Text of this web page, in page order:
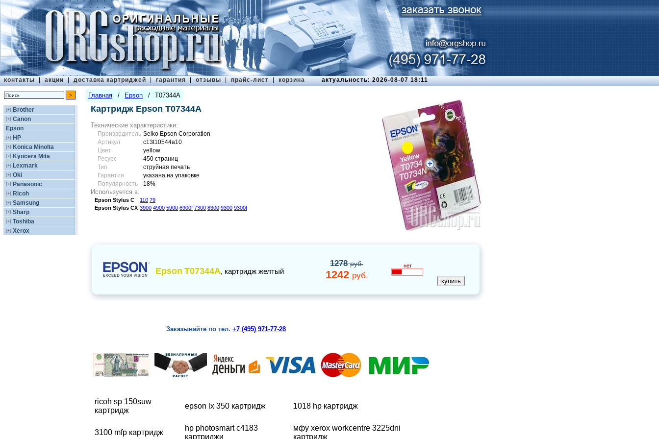
контакты | акции | доставка картриджей | гарантия | отзывы | прайс-лист | корзина актуальность: 2026-08-07 18:11
[+] Brother
[+] Canon
Epson
[+] HP
[+] Konica Minolta
[+] Kyocera Mita
[+] Lexmark
[+] Oki
[+] Panasonic
[+] Ricoh
[+] Samsung
[+] Sharp
[+] Toshiba
[+] Xerox
Главная / Epson / T07344A
Картридж Epson T07344A
Технические характеристики:
Производитель Seiko Epson Corporation
Артикул
c13t10544a10
Цвет
yellow
Ресурс
450 страниц
Тип
струйная печать
Гарантия
указана на упаковке
Популярность
18%
Используется в:
Epson Stylus C 110 79
Epson Stylus CX 3900 4900 5900 6900f 7300 8300 9300 9300f
Epson T07344A, картридж желтый
1278руб.
1242 руб.
нет
Заказывайте по тел. +7 (495) 971-77-28
ricoh sp 150suw
картридж
epson lx 350 картридж 1018 hp картридж
3100 mfp картридж
hp photosmart c4183
картриджи
мфу xerox workcentre 3225dni
картридж